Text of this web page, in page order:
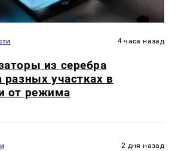
4 часа назад
из серебра
разных участках в
от режима
2 дня назад